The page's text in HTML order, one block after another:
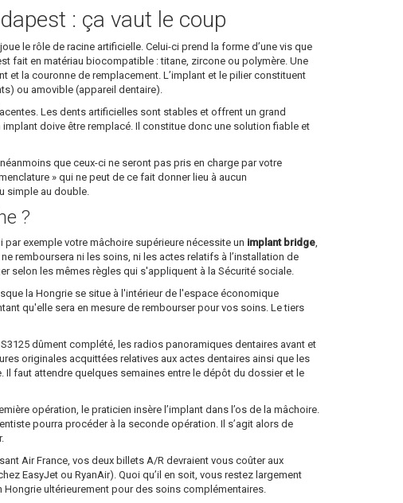
: ça vaut le coup
le rôle de racine artificielle. Celui-ci prend la forme d’une vis que
fait en matériau biocompatible : titane, zircone ou polymère. Une
et la couronne de remplacement. L’implant et le pilier constituent
ou amovible (appareil dentaire).
Les dents artificielles sont stables et offrent un grand
doive être remplacé. Il constitue donc une solution fiable et
que ceux-ci ne seront pas pris en charge par votre
» qui ne peut de ce fait donner lieu à aucun
simple au double.
?
exemple votre mâchoire supérieure nécessite un implant bridge,
remboursera ni les soins, ni les actes relatifs à l’installation de
selon les mêmes règles qui s'appliquent à la Sécurité sociale.
la Hongrie se situe à l'intérieur de l'espace économique
qu'elle sera en mesure de rembourser pour vos soins. Le tiers
dûment complété, les radios panoramiques dentaires avant et
originales acquittées relatives aux actes dentaires ainsi que les
faut attendre quelques semaines entre le dépôt du dossier et le
opération, le praticien insère l’implant dans l’os de la mâchoire.
pourra procéder à la seconde opération. Il s’agit alors de
Air France, vos deux billets A/R devraient vous coûter aux
EasyJet ou RyanAir). Quoi qu’il en soit, vous restez largement
ultérieurement pour des soins complémentaires.